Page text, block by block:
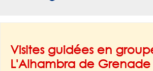
Visites guidées en
L'Alhambra de Grenade